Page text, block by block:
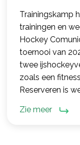
Trainingskamp
trainingen en
Hockey
toernooi van
twee
zoals een
Reserveren is
Zie meer